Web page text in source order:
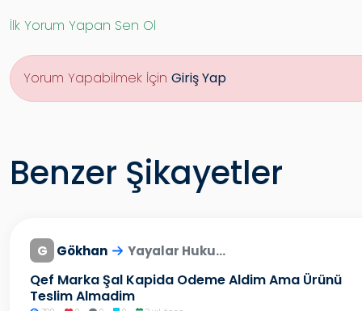
İlk Yorum Yapan Sen Ol
Yorum Yapabilmek İçin Giriş Yap
Benzer Şikayetler
G Gökhan Yayalar Huku...
Qef Marka Şal Kapida Odeme Aldim Ama Ürünü
Teslim Almadim